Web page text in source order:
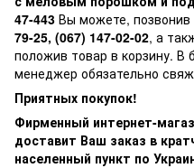
47-443 Вы можете,
79-25, (067) 147-02-02, а
положив товар в корзину.
менеджер обязательно
Приятных покупок!
Фирменный интернет-
доставит Ваш заказ в
населенный пункт по